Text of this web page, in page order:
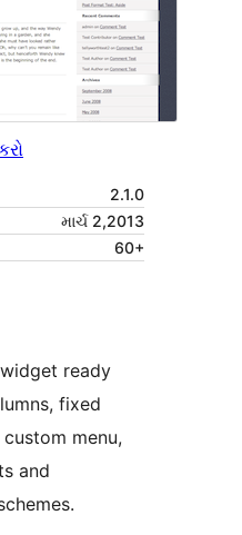
2.1.0
માર્ચ 2,2013
60+
ready
fixed
menu,
and